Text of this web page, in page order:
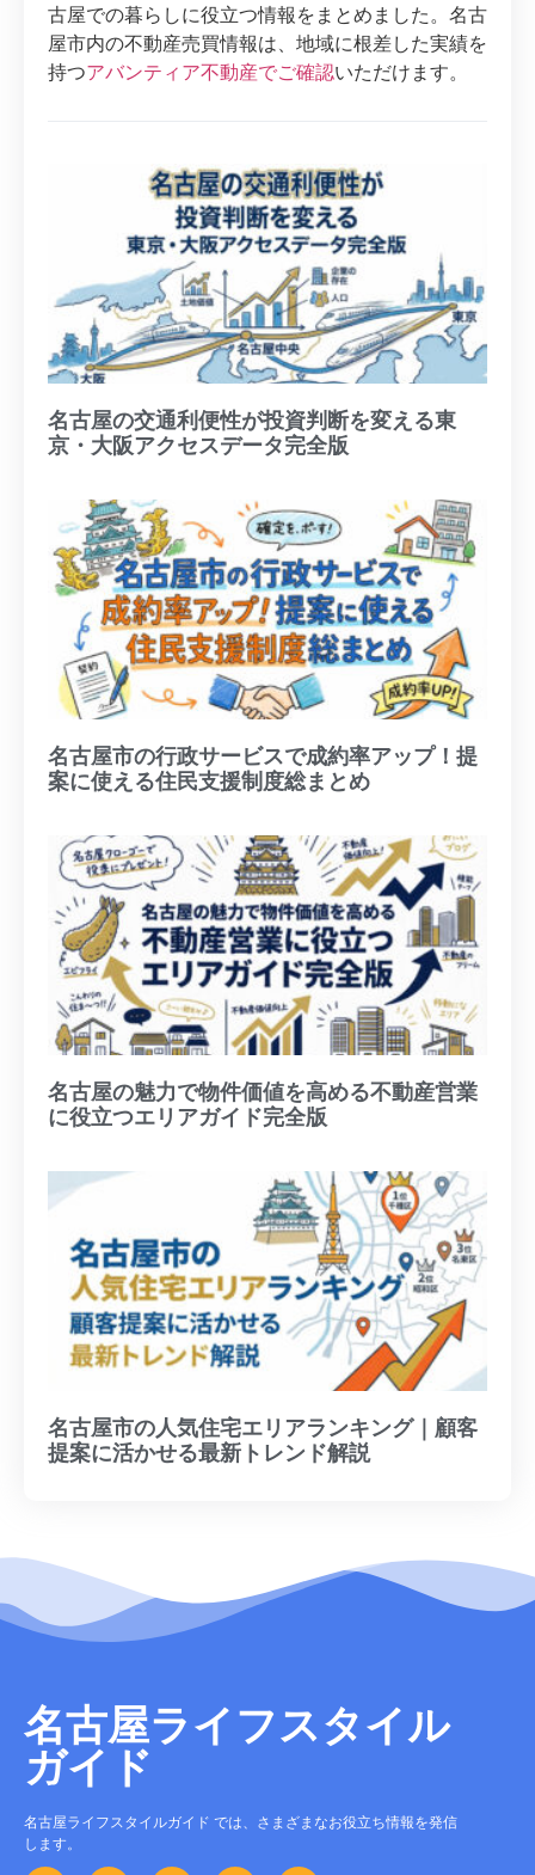
古屋での暮らしに役立つ情報をまとめました。名古
屋市内の不動産売買情報は、地域に根差した実績を
持つアバンティア不動産でご確認いただけます。
名古屋の交通利便性が投資判断を変える東
京・大阪アクセスデータ完全版
名古屋市の行政サービスで成約率アップ！提
案に使える住民支援制度総まとめ
名古屋の魅力で物件価値を高める不動産営業
に役立つエリアガイド完全版
名古屋市の人気住宅エリアランキング｜顧客
提案に活かせる最新トレンド解説
名古屋ライフスタイル
ガイド
名古屋ライフスタイルガイド では、さまざまなお役立ち情報を発信
します。